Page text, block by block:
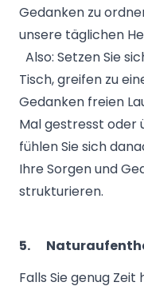
Gedanken zu
unsere täglichen
Also: Setzen Sie
Tisch, greifen zu
Gedanken freien
Mal gestresst
fühlen Sie sich
Ihre Sorgen und
strukturieren.
5.
Falls Sie genug